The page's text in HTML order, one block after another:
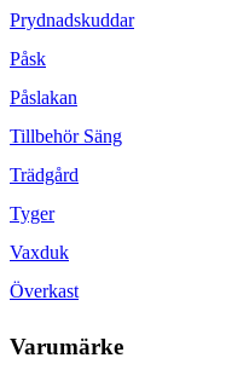
Prydnadskuddar
Påsk
Påslakan
Tillbehör Säng
Trädgård
Tyger
Vaxduk
Överkast
Varumärke